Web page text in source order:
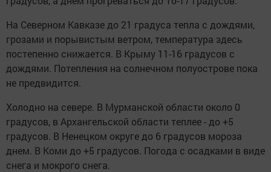
На Северном Кавказе до 21 градуса тепла с дождями,
грозами и порывистым ветром, температура здесь
постепенно снижается. В Крыму 11-16 градусов с
дождями. Потепления на солнечном полуострове пока
не предвидится.
Холодно на севере. В Мурманской области около 0
градусов, в Архангельской области теплее - до +5
градусов. В Ненецком округе до 6 градусов мороза
днем. В Коми до +5 градусов. Погода с осадками в виде
снега и мокрого снега.